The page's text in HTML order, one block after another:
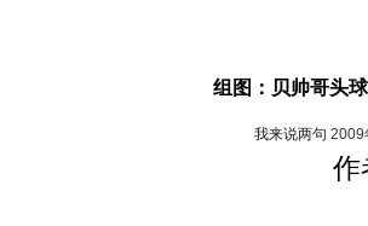
组图：贝帅哥头
我来说两句 2009
作